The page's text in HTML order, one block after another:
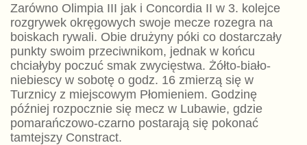
Zarówno Olimpia III jak i Concordia II w 3. kolejce
rozgrywek okręgowych swoje mecze rozegra na
boiskach rywali. Obie drużyny póki co dostarczały
punkty swoim przeciwnikom, jednak w końcu
chciałyby poczuć smak zwycięstwa. Żółto-biało-
niebiescy w sobotę o godz. 16 zmierzą się w
Turznicy z miejscowym Płomieniem. Godzinę
później rozpocznie się mecz w Lubawie, gdzie
pomarańczowo-czarno postarają się pokonać
tamtejszy Constract.